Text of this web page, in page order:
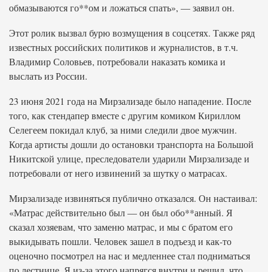
обмазываются го**ом и ложаться спать», — заявил он.
Этот ролик вызвал бурю возмущения в соцсетях. Также ряд
известных российских политиков и журналистов, в т.ч.
Владимир Соловьев, потребовали наказать комика и
выслать из России.
23 июня 2021 года на Мирзализаде было нападение. После
того, как стендапер вместе c другим комиком Кириллом
Селегеем покидал клуб, за ними следили двое мужчин.
Когда артисты дошли до остановки транспорта на Большой
Никитской улице, преследователи ударили Мирзализаде и
потребовали от него извинений за шутку о матрасах.
Мирзализаде извиняться публично отказался. Он настаивал:
«Матрас действительно был — он был обо**анный. Я
сказал хозяевам, что заменю матрас, и мы с братом его
выкидывать пошли. Человек зашел в подъезд и как-то
оценочно посмотрел на нас и медленнее стал подниматься